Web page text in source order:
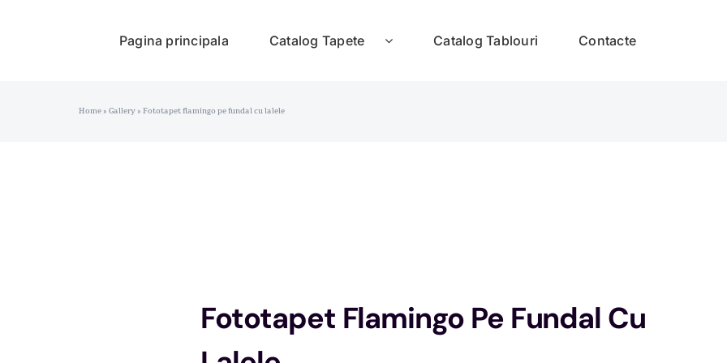
Pagina principala Catalog Tapete Catalog Tablouri Contacte
Home»Gallery»Fototapet flamingo pe fundal cu lalele
Fototapet Flamingo Pe Fundal Cu